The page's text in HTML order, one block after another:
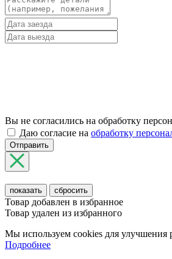
Вы не согласились на обработку
Даю согласие на обработку
Отправить
показать сбросить
Товар добавлен в избранное
Товар удален из избранного
Мы используем cookies для улучшения
Подробнее